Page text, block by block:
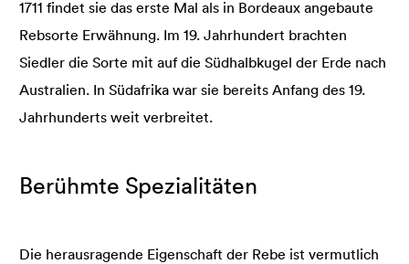
1711 findet sie das erste Mal als in Bordeaux angebaute
Rebsorte Erwähnung. Im 19. Jahrhundert brachten
Siedler die Sorte mit auf die Südhalbkugel der Erde nach
Australien. In Südafrika war sie bereits Anfang des 19.
Jahrhunderts weit verbreitet.
Berühmte Spezialitäten
Die herausragende Eigenschaft der Rebe ist vermutlich